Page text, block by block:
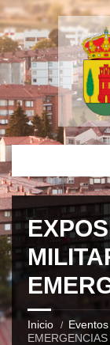
Inicio Eventos